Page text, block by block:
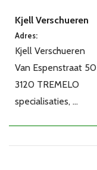
Kjell Verschueren
Adres:
Kjell Verschueren
Van Espenstraat 50
3120 TREMELO
specialisaties, ...